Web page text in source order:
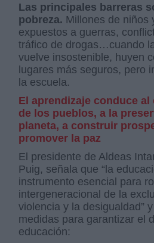
Las principales barreras
pobreza. Millones de niños
expuestos a guerras,
tráfico de drogas…cuando
vuelve insostenible, huyen
lugares más seguros, pero
la escuela.
El aprendizaje conduce al
de los pueblos, a la
planeta, a construir
promover la paz
El presidente de Aldeas
Puig, señala que “la
instrumento esencial para
intergeneracional de la
violencia y la desigualdad”
medidas para garantizar el
educación: